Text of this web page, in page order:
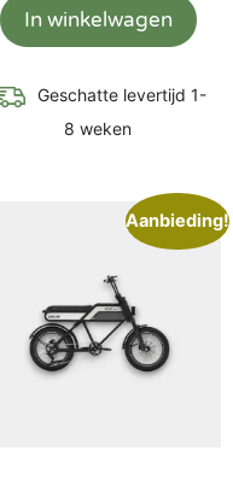
In winkelwagen
Geschatte levertijd 1-
8 weken
Aanbieding!